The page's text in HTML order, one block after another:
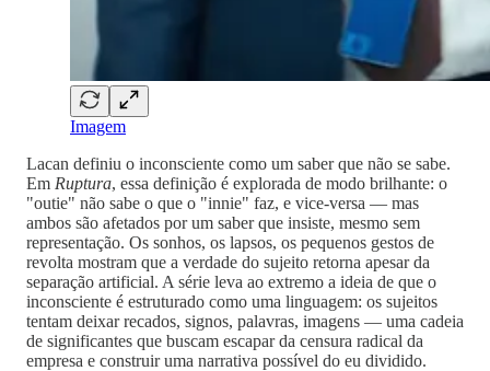
Imagem
Lacan definiu o inconsciente como um saber que não se sabe.
Em Ruptura, essa definição é explorada de modo brilhante: o
"outie" não sabe o que o "innie" faz, e vice-versa — mas
ambos são afetados por um saber que insiste, mesmo sem
representação. Os sonhos, os lapsos, os pequenos gestos de
revolta mostram que a verdade do sujeito retorna apesar da
separação artificial. A série leva ao extremo a ideia de que o
inconsciente é estruturado como uma linguagem: os sujeitos
tentam deixar recados, signos, palavras, imagens — uma cadeia
de significantes que buscam escapar da censura radical da
empresa e construir uma narrativa possível do eu dividido.